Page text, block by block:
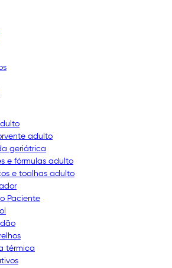
adulto
geriátrica
e fórmulas adulto
e toalhas adulto
Paciente
térmica